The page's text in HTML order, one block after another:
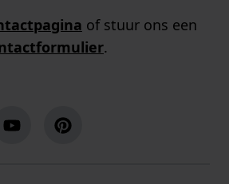
of stuur ons een
.